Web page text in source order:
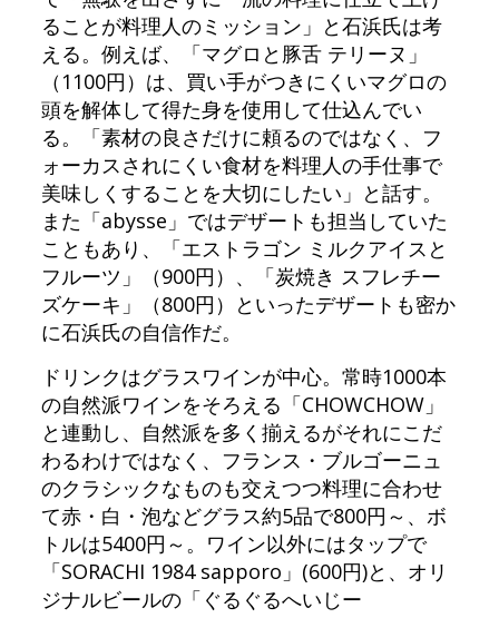
ることが料理人のミッション」と石浜氏は考
える。例えば、「マグロと豚舌 テリーヌ」
（1100円）は、買い手がつきにくいマグロの
頭を解体して得た身を使用して仕込んでい
る。「素材の良さだけに頼るのではなく、フ
ォーカスされにくい食材を料理人の手仕事で
美味しくすることを大切にしたい」と話す。
また「abysse」ではデザートも担当していた
こともあり、「エストラゴン ミルクアイスと
フルーツ」（900円）、「炭焼き スフレチー
ズケーキ」（800円）といったデザートも密か
に石浜氏の自信作だ。
ドリンクはグラスワインが中心。常時1000本
の自然派ワインをそろえる「CHOWCHOW」
と連動し、自然派を多く揃えるがそれにこだ
わるわけではなく、フランス・ブルゴーニュ
のクラシックなものも交えつつ料理に合わせ
て赤・白・泡などグラス約5品で800円～、ボ
トルは5400円～。ワイン以外にはタップで
「SORACHI 1984 sapporo」(600円)と、オリ
ジナルビールの「ぐるぐるへいじー